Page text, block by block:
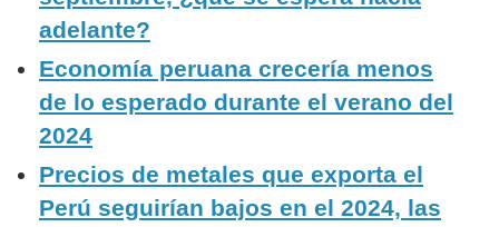
adelante?
Economía peruana crecería menos
de lo esperado durante el verano del
2024
Precios de metales que exporta el
Perú seguirían bajos en el 2024, las